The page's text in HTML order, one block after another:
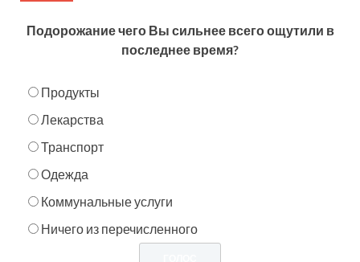
Подорожание чего Вы сильнее всего ощутили в
последнее время?
Продукты
Лекарства
Транспорт
Одежда
Коммунальные услуги
Ничего из перечисленного